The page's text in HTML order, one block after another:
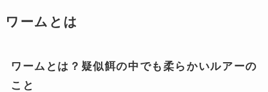
ワームとは
ワームとは？疑似餌の中でも柔らかいルアーの
こと